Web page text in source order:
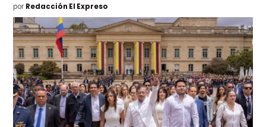
por Redacción El Expreso